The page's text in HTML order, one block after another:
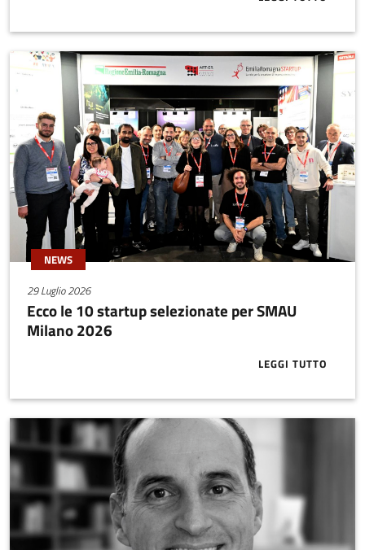
NEWS
29 Luglio 2026
Ecco le 10 startup selezionate per SMAU
Milano 2026
LEGGI TUTTO
ABOUT